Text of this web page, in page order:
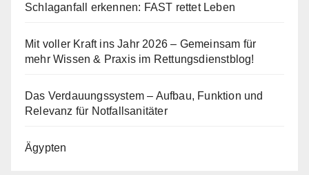
Schlaganfall erkennen: FAST rettet Leben
Mit voller Kraft ins Jahr 2026 – Gemeinsam für
mehr Wissen & Praxis im Rettungsdienstblog!
Das Verdauungssystem – Aufbau, Funktion und
Relevanz für Notfallsanitäter
Ägypten